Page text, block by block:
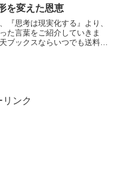
べての出発点となる。無関
あるいは野望が欠...
を変えた恩恵
『思考は現実化する』より、
た言葉をご紹介していきま
ブックスならいつでも送料無
リンク